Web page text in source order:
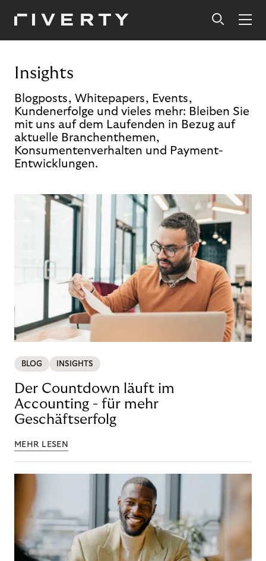
Insights
Blogposts, Whitepapers, Events,
Kundenerfolge und vieles mehr: Bleiben Sie
mit uns auf dem Laufenden in Bezug auf
aktuelle Branchenthemen,
Konsumentenverhalten und Payment-
Entwicklungen.
BLOG INSIGHTS
Der Countdown läuft im
Accounting - für mehr
Geschäftserfolg
MEHR LESEN